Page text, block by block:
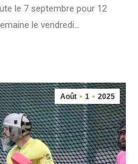
le 7 septembre pour 12
le vendredi…
Août 1 2025